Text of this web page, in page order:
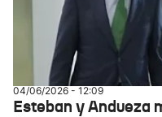
04/06/2026 - 12:09
Esteban y Andueza